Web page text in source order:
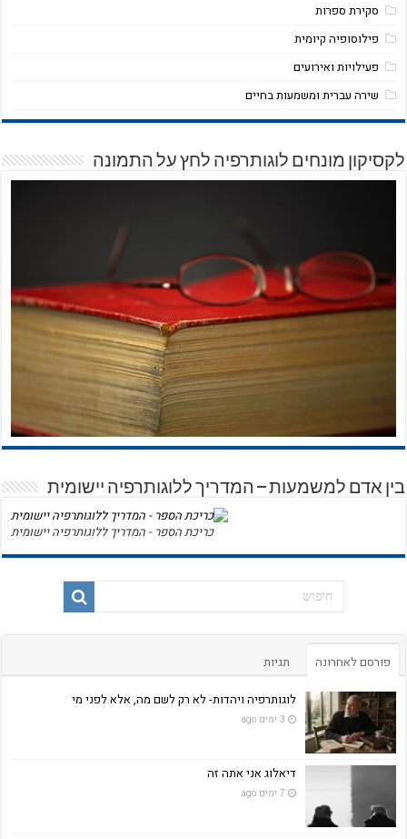
סקירת ספרות
פילוסופיה קיומית
פעילויות ואירועים
שירה עברית ומשמעות בחיים
לקסיקון מונחים לוגותרפיה לחץ על התמונה
בין אדם למשמעות – המדריך ללוגותרפיה יישומית
כריכת הספר - המדריך ללוגותרפיה יישומית
פורסם לאחרונה תגיות
לוגותרפיה ויהדות- לא רק לשם מה, אלא לפני מי
3 ימים ago
דיאלוג אני אתה זה
7 ימים ago